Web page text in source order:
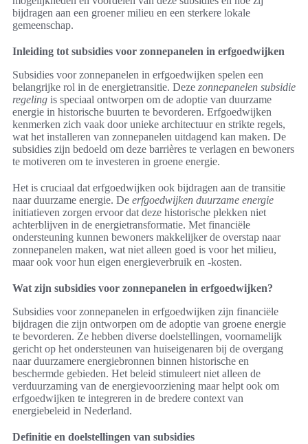
bijdragen aan een groener milieu en een sterkere lokale
gemeenschap.
Inleiding tot subsidies voor zonnepanelen in erfgoedwijken
Subsidies voor zonnepanelen in erfgoedwijken spelen een
belangrijke rol in de energietransitie. Deze zonnepanelen subsidie
regeling is speciaal ontworpen om de adoptie van duurzame
energie in historische buurten te bevorderen. Erfgoedwijken
kenmerken zich vaak door unieke architectuur en strikte regels,
wat het installeren van zonnepanelen uitdagend kan maken. De
subsidies zijn bedoeld om deze barrières te verlagen en bewoners
te motiveren om te investeren in groene energie.
Het is cruciaal dat erfgoedwijken ook bijdragen aan de transitie
naar duurzame energie. De erfgoedwijken duurzame energie
initiatieven zorgen ervoor dat deze historische plekken niet
achterblijven in de energietransformatie. Met financiële
ondersteuning kunnen bewoners makkelijker de overstap naar
zonnepanelen maken, wat niet alleen goed is voor het milieu,
maar ook voor hun eigen energieverbruik en -kosten.
Wat zijn subsidies voor zonnepanelen in erfgoedwijken?
Subsidies voor zonnepanelen in erfgoedwijken zijn financiële
bijdragen die zijn ontworpen om de adoptie van groene energie
te bevorderen. Ze hebben diverse doelstellingen, voornamelijk
gericht op het ondersteunen van huiseigenaren bij de overgang
naar duurzamere energiebronnen binnen historische en
beschermde gebieden. Het beleid stimuleert niet alleen de
verduurzaming van de energievoorziening maar helpt ook om
erfgoedwijken te integreren in de bredere context van
energiebeleid in Nederland.
Definitie en doelstellingen van subsidies